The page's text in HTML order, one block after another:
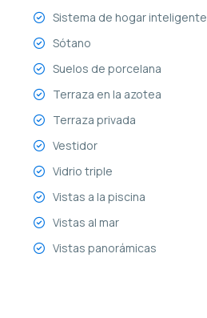
Sistema de hogar inteligente
Sótano
Suelos de porcelana
Terraza en la azotea
Terraza privada
Vestidor
Vidrio triple
Vistas a la piscina
Vistas al mar
Vistas panorámicas